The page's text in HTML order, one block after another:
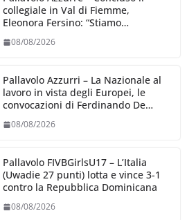
collegiale in Val di Fiemme,
Eleonora Fersino: “Stiamo
dove poter migliorare”.
08/08/2026
Pallavolo Azzurri – La Nazionale al
lavoro in vista degli Europei, le
convocazioni di Ferdinando De
08/08/2026
Pallavolo FIVBGirlsU17 – L’Italia
(Uwadie 27 punti) lotta e vince 3-1
contro la Repubblica Dominicana
08/08/2026